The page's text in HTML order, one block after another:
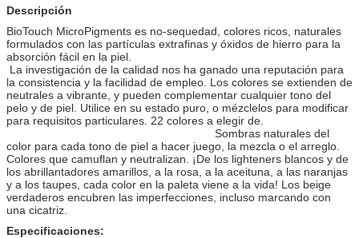
Descripción
BioTouch MicroPigments es no-sequedad, colores ricos, naturales
formulados con las partículas extrafinas y óxidos de hierro para la
absorción fácil en la piel.
La investigación de la calidad nos ha ganado una reputación para
la consistencia y la facilidad de empleo. Los colores se extienden de
neutrales a vibrante, y pueden complementar cualquier tono del
pelo y de piel. Utilice en su estado puro, o mézclelos para modificar
para requisitos particulares. 22 colores a elegir de.
Sombras naturales del
color para cada tono de piel a hacer juego, la mezcla o el arreglo.
Colores que camuflan y neutralizan. ¡De los lighteners blancos y de
los abrillantadores amarillos, a la rosa, a la aceituna, a las naranjas
y a los taupes, cada color en la paleta viene a la vida! Los beige
verdaderos encubren las imperfecciones, incluso marcando con
una cicatriz.
Especificaciones: